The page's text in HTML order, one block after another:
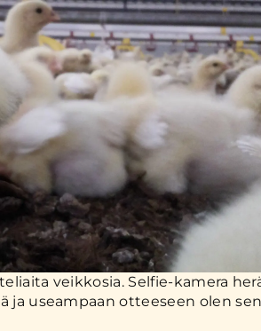
veikkosia. Selfie-kamera
ja useampaan otteeseen olen sen